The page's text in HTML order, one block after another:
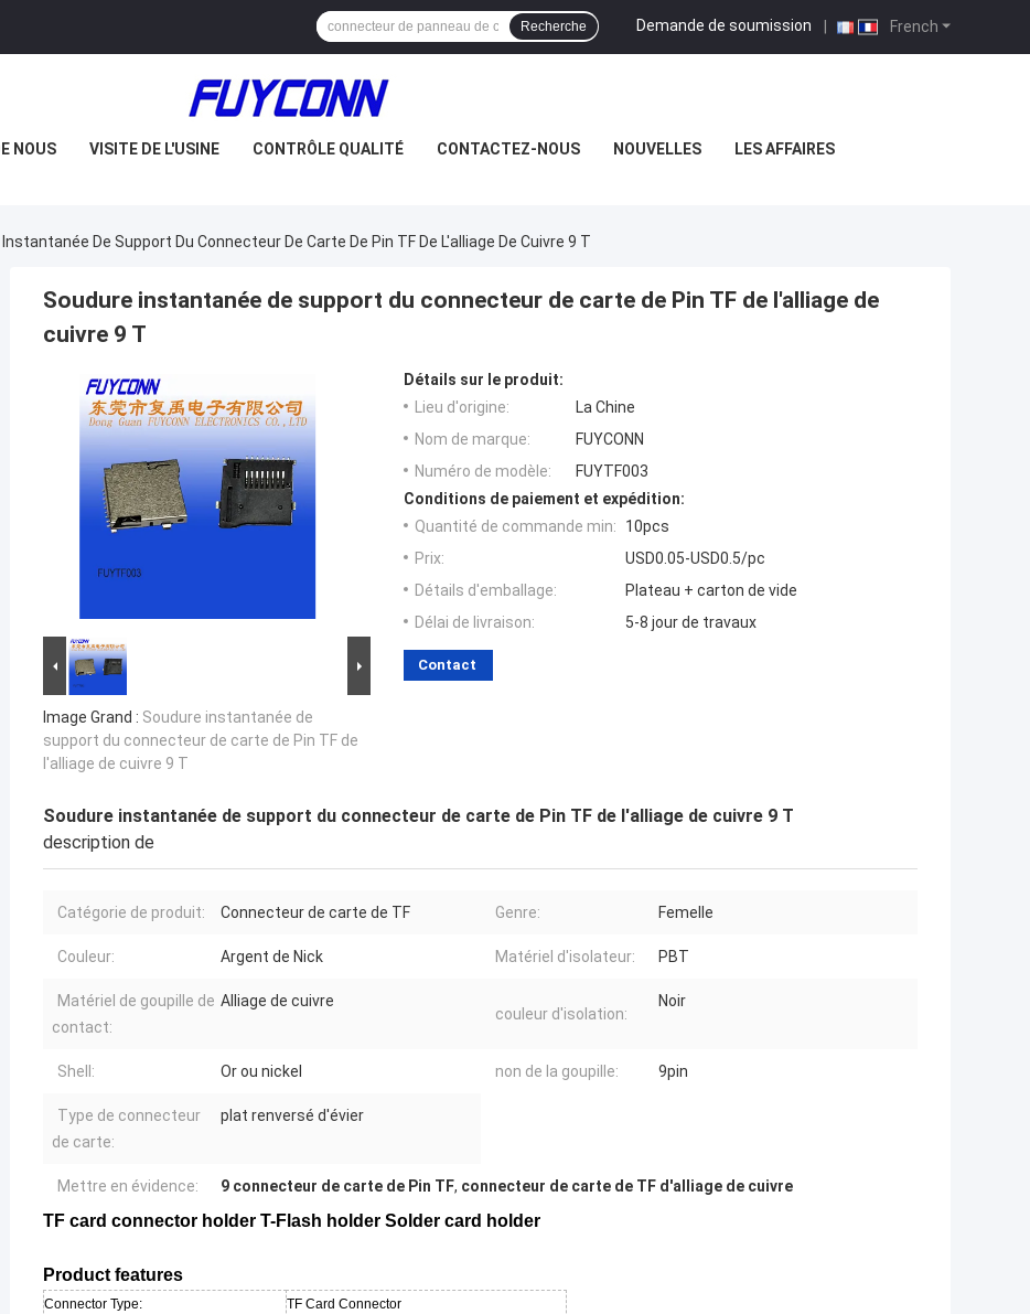
French
Demande de soumission |
Recherche
NOUS VISITE DE L'USINE CONTRÔLE QUALITÉ CONTACTEZ-NOUS NOUVELLES LES AFFAIRES
De Support Du Connecteur De Carte De Pin TF De L'alliage De Cuivre 9 T
Soudure instantanée de support du connecteur de carte de Pin TF de l'alliage de
cuivre 9 T
Image Grand : Soudure instantanée de
support du connecteur de carte de Pin TF de
l'alliage de cuivre 9 T
Détails sur le produit:
Lieu d'origine:
La Chine
Nom de marque:
FUYCONN
Numéro de modèle:
FUYTF003
Conditions de paiement et expédition:
Quantité de commande min:
10pcs
Prix:
USD0.05-USD0.5/pc
Détails d'emballage:
Plateau + carton de vide
Délai de livraison:
5-8 jour de travaux
Contact
Soudure instantanée de support du connecteur de carte de Pin TF de l'alliage de cuivre 9 T
description de
Catégorie de produit: Connecteur de carte de TF Genre: Femelle
Couleur: Argent de Nick Matériel d'isolateur: PBT
Matériel de goupille de
contact:
Alliage de cuivre
couleur d'isolation:
Noir
Shell: Or ou nickel non de la goupille: 9pin
Type de connecteur
de carte:
plat renversé d'évier
Mettre en évidence: 9 connecteur de carte de Pin TF, connecteur de carte de TF d'alliage de cuivre
TF card connector holder T-Flash holder Solder card holder
Product features
Connector Type:
TF Card Connector